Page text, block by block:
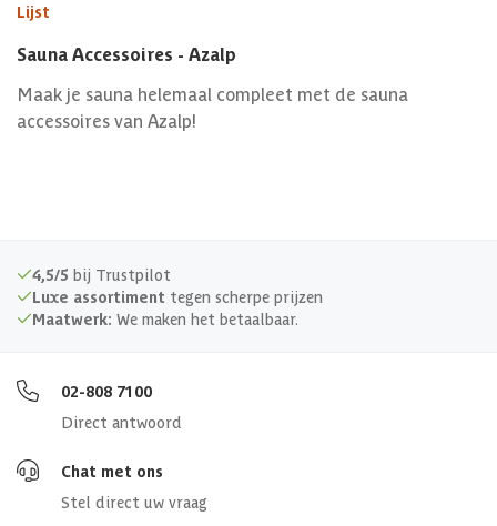
Lijst
Sauna Accessoires - Azalp
Maak je sauna helemaal compleet met de sauna
accessoires van Azalp!
4,5/5 bij Trustpilot
Luxe assortiment tegen scherpe prijzen
Maatwerk: We maken het betaalbaar.
02-808 7100
Direct antwoord
Chat met ons
Stel direct uw vraag